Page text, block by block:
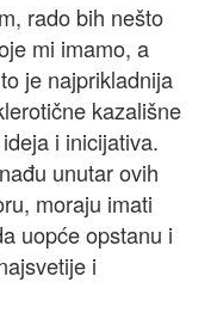
rado bih nešto
mi imamo, a
je najprikladnija
kazališne
i inicijativa.
unutar ovih
moraju imati
uopće opstanu i
i